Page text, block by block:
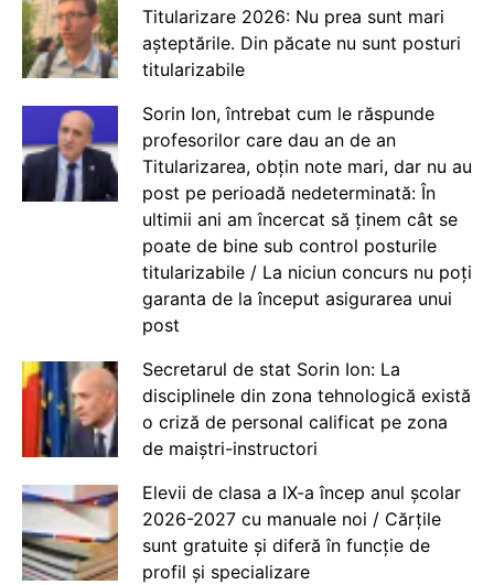
Titularizare 2026: Nu prea sunt mari
așteptările. Din păcate nu sunt posturi
titularizabile
Sorin Ion, întrebat cum le răspunde
profesorilor care dau an de an
Titularizarea, obțin note mari, dar nu au
post pe perioadă nedeterminată: În
ultimii ani am încercat să ținem cât se
poate de bine sub control posturile
titularizabile / La niciun concurs nu poți
garanta de la început asigurarea unui
post
Secretarul de stat Sorin Ion: La
disciplinele din zona tehnologică există
o criză de personal calificat pe zona
de maiștri-instructori
Elevii de clasa a IX-a încep anul școlar
2026-2027 cu manuale noi / Cărțile
sunt gratuite și diferă în funcție de
profil și specializare